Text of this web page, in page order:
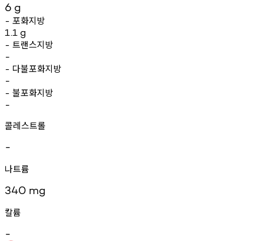
6 g
- 포화지방
1.1 g
- 트랜스지방
-
- 다불포화지방
-
- 불포화지방
-
콜레스트롤
-
나트륨
340 mg
칼륨
-